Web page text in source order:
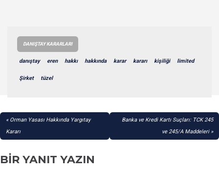
DANIŞTAY KARARLARI
danıştay eren hakkı hakkında karar kararı kişiliği limited
Şirket tüzel
YAZI
GEZINMESI
Orman Yasası Hakkında Yargıtay
Kararı
Banka ve Kredi Kartı Suçları: TCK 245
ve 245/A Maddeleri
BIR YANIT YAZIN